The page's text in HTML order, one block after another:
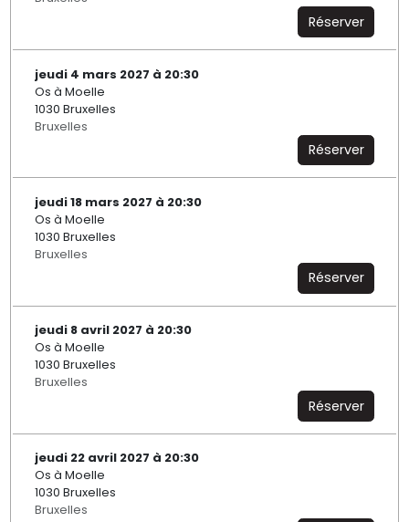
Réserver
jeudi 4 mars 2027 à 20:30
Os à Moelle
1030 Bruxelles
Bruxelles
Réserver
jeudi 18 mars 2027 à 20:30
Os à Moelle
1030 Bruxelles
Bruxelles
Réserver
jeudi 8 avril 2027 à 20:30
Os à Moelle
1030 Bruxelles
Bruxelles
Réserver
jeudi 22 avril 2027 à 20:30
Os à Moelle
1030 Bruxelles
Bruxelles